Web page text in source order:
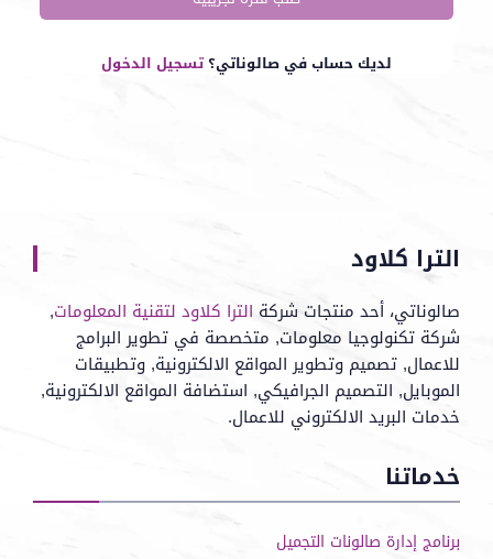
لديك حساب في صالوناتي؟تسجيل الدخول
الترا كلاود
صالوناتي، أحد منتجات شركة الترا كلاود لتقنية المعلومات,
شركة تكنولوجيا معلومات, متخصصة في تطوير البرامج
للاعمال, تصميم وتطوير المواقع الالكترونية, وتطبيقات
الموبايل, التصميم الجرافيكي, استضافة المواقع الالكترونية,
خدمات البريد الالكتروني للاعمال.
خدماتنا
برنامج إدارة صالونات التجميل